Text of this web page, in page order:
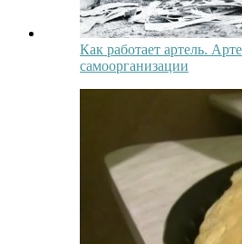
Как работает артель.
самоорганизации